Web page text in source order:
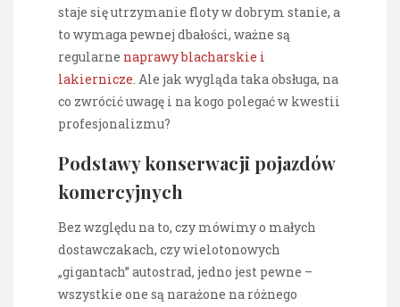
staje się utrzymanie floty w dobrym stanie, a
to wymaga pewnej dbałości, ważne są
regularne naprawy blacharskie i
lakiernicze. Ale jak wygląda taka obsługa, na
co zwrócić uwagę i na kogo polegać w kwestii
profesjonalizmu?
Podstawy konserwacji pojazdów
komercyjnych
Bez względu na to, czy mówimy o małych
dostawczakach, czy wielotonowych
„gigantach” autostrad, jedno jest pewne –
wszystkie one są narażone na różnego